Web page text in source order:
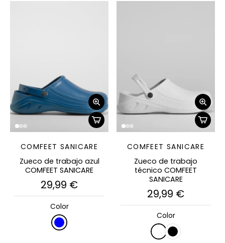
COMFEET SANICARE
Zueco de trabajo azul
COMFEET SANICARE
29,99 €
Color
COMFEET SANICARE
Zueco de trabajo
técnico COMFEET
SANICARE
29,99 €
Color